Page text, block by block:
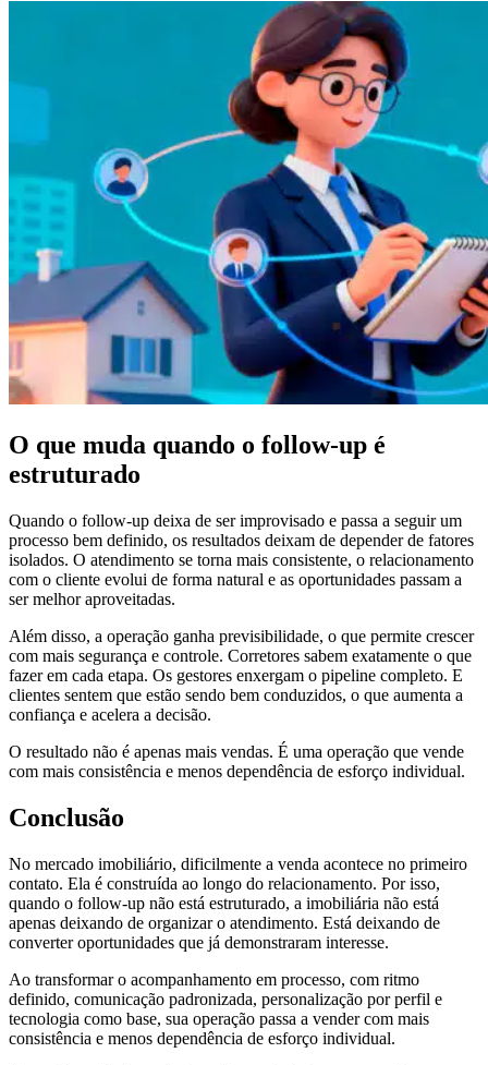
O que muda quando o follow-up é
estruturado
Quando o follow-up deixa de ser improvisado e passa a seguir um
processo bem definido, os resultados deixam de depender de fatores
isolados. O atendimento se torna mais consistente, o relacionamento
com o cliente evolui de forma natural e as oportunidades passam a
ser melhor aproveitadas.
Além disso, a operação ganha previsibilidade, o que permite crescer
com mais segurança e controle. Corretores sabem exatamente o que
fazer em cada etapa. Os gestores enxergam o pipeline completo. E
clientes sentem que estão sendo bem conduzidos, o que aumenta a
confiança e acelera a decisão.
O resultado não é apenas mais vendas. É uma operação que vende
com mais consistência e menos dependência de esforço individual.
Conclusão
No mercado imobiliário, dificilmente a venda acontece no primeiro
contato. Ela é construída ao longo do relacionamento. Por isso,
quando o follow-up não está estruturado, a imobiliária não está
apenas deixando de organizar o atendimento. Está deixando de
converter oportunidades que já demonstraram interesse.
Ao transformar o acompanhamento em processo, com ritmo
definido, comunicação padronizada, personalização por perfil e
tecnologia como base, sua operação passa a vender com mais
consistência e menos dependência de esforço individual.